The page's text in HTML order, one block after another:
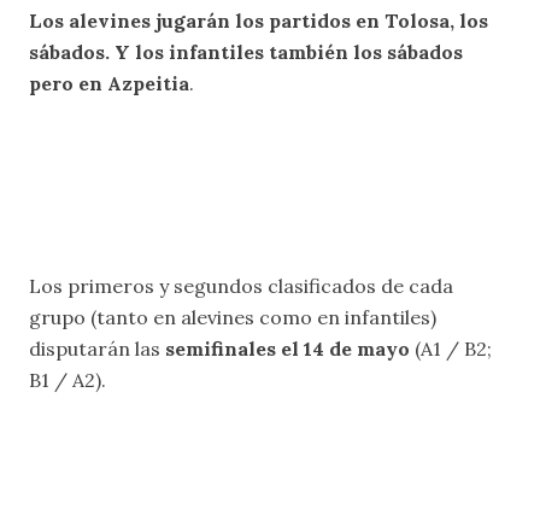
Los alevines jugarán los partidos en Tolosa, los
sábados. Y los infantiles también los sábados
pero en Azpeitia.
Los primeros y segundos clasificados de cada
grupo (tanto en alevines como en infantiles)
disputarán las semifinales el 14 de mayo (A1 / B2;
B1 / A2).